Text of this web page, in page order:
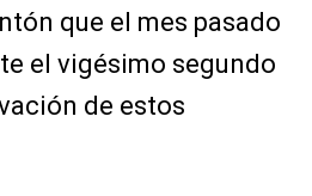
que el mes pasado
el vigésimo segundo
de estos